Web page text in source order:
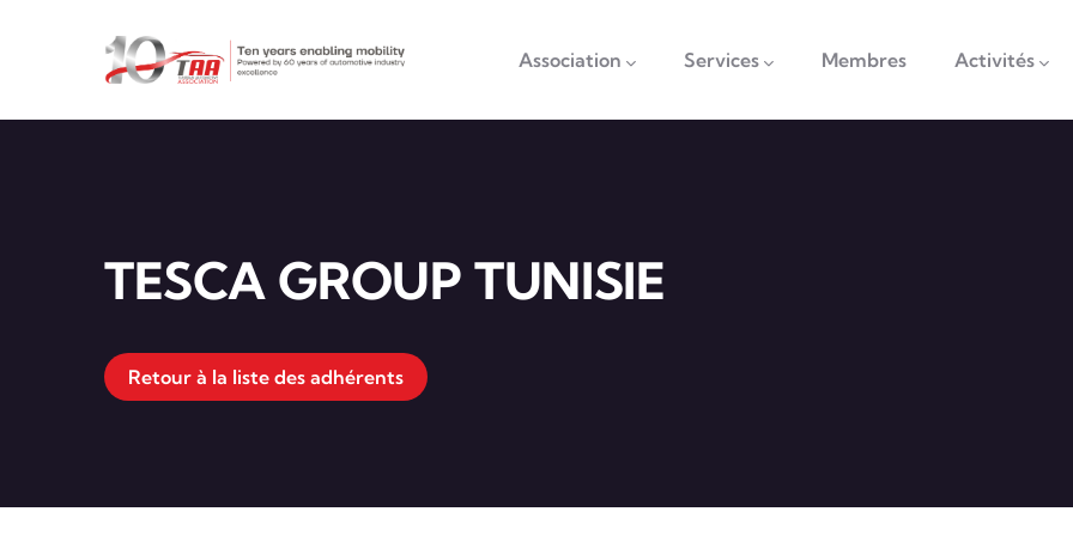
Association Services Membres Activités
TESCA GROUP TUNISIE
Retour à la liste des adhérents